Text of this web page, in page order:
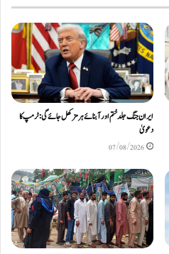
ایران جنگ جلد ختم اور آبنائے ہرمز کھل جائے گی: ٹرمپ کا
دعویٰ
07/08/2026